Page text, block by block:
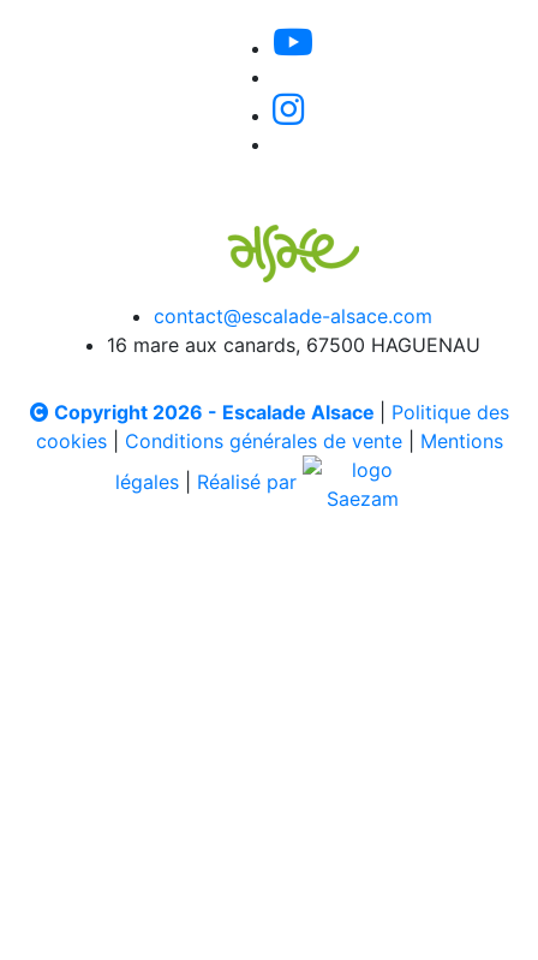
contact@escalade-alsace.com
16 mare aux canards, 67500 HAGUENAU
Copyright 2026 - Escalade Alsace
Politique des
cookies| Conditions générales de vente| Mentions
légales
Réalisé par